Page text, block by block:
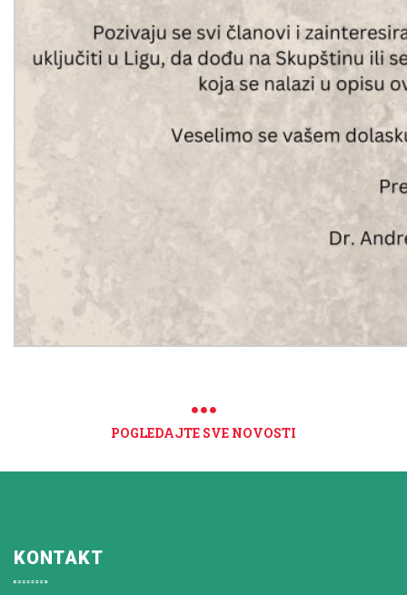
POGLEDAJTE SVE NOVOSTI
KONTAKT